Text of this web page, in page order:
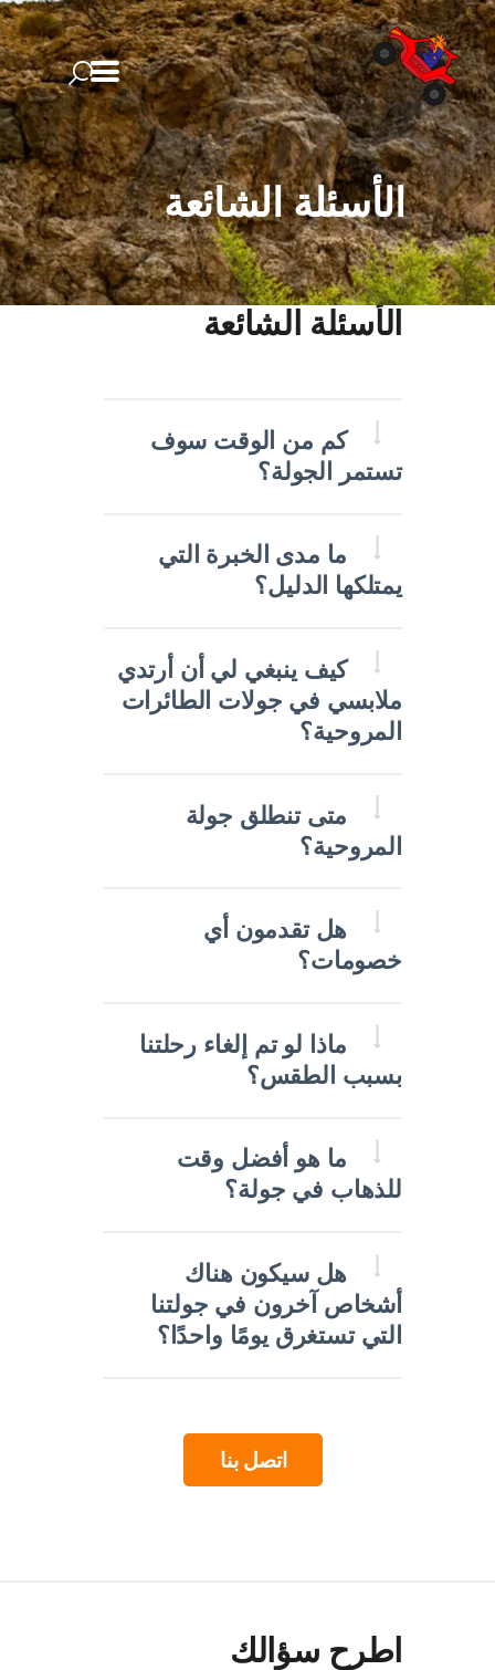
الأسئلة الشائعةالرئيسية
مغامراتنا
من نحن
معرض
اتصل بنا
الأسئلة الشائعة
كم من الوقت سوف
تستمر الجولة؟
ما مدى الخبرة التي
يمتلكها الدليل؟
كيف ينبغي لي أن أرتدي
ملابسي في جولات الطائرات
المروحية؟
متى تنطلق جولة
المروحية؟
هل تقدمون أي
خصومات؟
ماذا لو تم إلغاء رحلتنا
بسبب الطقس؟
ما هو أفضل وقت
للذهاب في جولة؟
هل سيكون هناك
أشخاص آخرون في جولتنا
التي تستغرق يومًا واحدًا؟
اتصل بنا
اطرح سؤالك